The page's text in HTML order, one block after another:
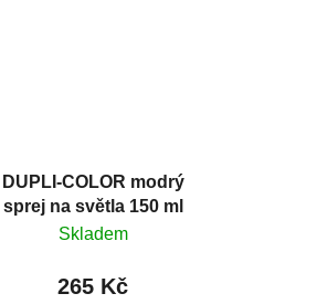
DUPLI-COLOR modrý
sprej na světla 150 ml
Skladem
265 Kč